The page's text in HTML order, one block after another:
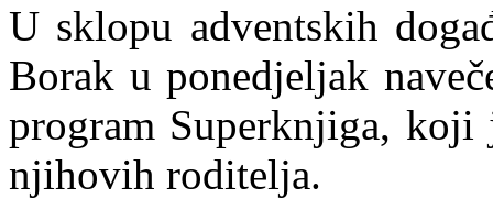
U sklopu adventskih
Borak u ponedjeljak
program Superknjiga,
njihovih roditelja.